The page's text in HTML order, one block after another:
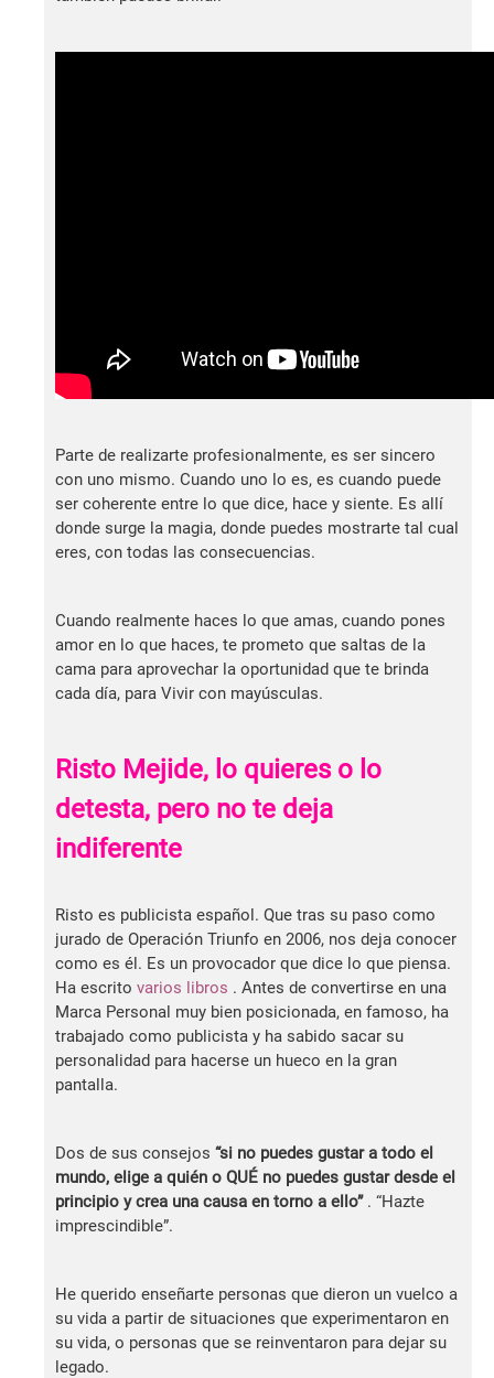
Parte de realizarte profesionalmente, es ser sincero
con uno mismo. Cuando uno lo es, es cuando puede
ser coherente entre lo que dice, hace y siente. Es allí
donde surge la magia, donde puedes mostrarte tal cual
eres, con todas las consecuencias.
Cuando realmente haces lo que amas, cuando pones
amor en lo que haces, te prometo que saltas de la
cama para aprovechar la oportunidad que te brinda
cada día, para Vivir con mayúsculas.
Risto Mejide, lo quieres o lo
detesta, pero no te deja
indiferente
Risto es publicista español. Que tras su paso como
jurado de Operación Triunfo en 2006, nos deja conocer
como es él. Es un provocador que dice lo que piensa.
Ha escrito varios libros . Antes de convertirse en una
Marca Personal muy bien posicionada, en famoso, ha
trabajado como publicista y ha sabido sacar su
personalidad para hacerse un hueco en la gran
pantalla.
Dos de sus consejos “si no puedes gustar a todo el
mundo, elige a quién o QUÉ no puedes gustar desde el
principio y crea una causa en torno a ello” . “Hazte
imprescindible”.
He querido enseñarte personas que dieron un vuelco a
su vida a partir de situaciones que experimentaron en
su vida, o personas que se reinventaron para dejar su
legado.